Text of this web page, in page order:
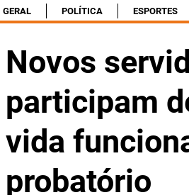
GERAL POLÍTICA ESPORTES
Novos
participam
vida
probatório